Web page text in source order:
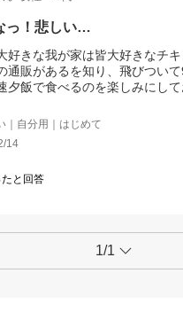
っ！悲しい…
好きな我が家は皆大好きなチ
通販があるを知り、飛びついて
夕飯で食べるのを楽しみにし
ン弁当の半分程しかない…シ
買いません。
｜自分用｜はじめて
14
と回答
1/1